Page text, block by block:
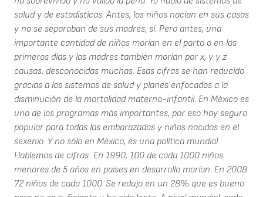
salud y de estadísticas. Antes, los niños nacían en sus casas
y no se separaban de sus madres, sí. Pero antes, una
importante cantidad de niños morían en el parto o en los
primeros días y las madres también morían por x, y y z
causas, desconocidas muchas. Esas cifras se han reducido
gracias a los sistemas de salud y planes enfocados a la
disminución de la mortalidad materno-infantil. En México es
uno de los programas más importantes, por eso hay seguro
popular para todas las embarazadas y niños nacidos en el
sexenio. Y no sólo en México, es una política mundial.
Hablemos de cifras: En 1990, 100 de cada 1000 niños
menores de 5 años en países en desarrollo morían. En 2008
72 niños de cada 1000. Se redujo en un 28% que es bueno